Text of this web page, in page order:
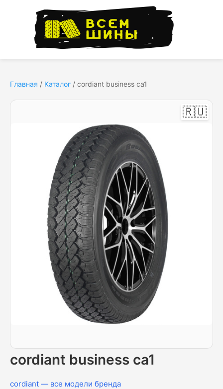
Главная / Каталог / cordiant business ca1
🇷🇺
cordiant business ca1
cordiant — все модели бренда